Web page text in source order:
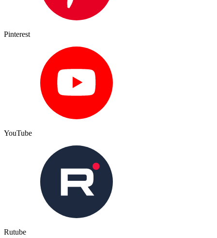
Pinterest
YouTube
Rutube